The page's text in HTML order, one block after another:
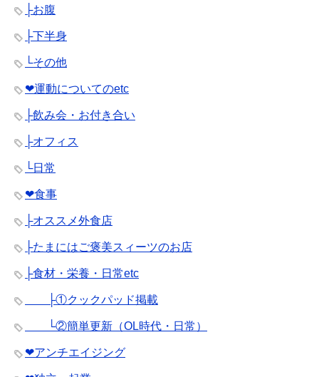
├お腹
├下半身
└その他
❤︎運動についてのetc
├飲み会・お付き合い
├オフィス
└日常
❤︎食事
├オススメ外食店
├たまにはご褒美スィーツのお店
├食材・栄養・日常etc
├①クックパッド掲載
└②簡単更新（OL時代・日常）
❤︎アンチエイジング